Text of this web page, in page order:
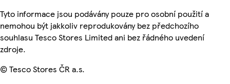
Tyto informace jsou podávány pouze pro osobní použití a
nemohou být jakkoliv reprodukovány bez předchozího
souhlasu Tesco Stores Limited ani bez řádného uvedení
zdroje.
© Tesco Stores ČR a.s.